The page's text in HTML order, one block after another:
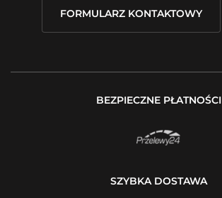
FORMULARZ KONTAKTOWY
BEZPIECZNE PŁATNOŚCI
SZYBKA DOSTAWA